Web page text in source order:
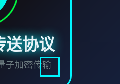
送协议
子加密传输